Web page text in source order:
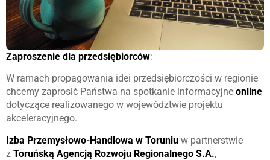
Zaproszenie dla przedsiębiorców:
W ramach propagowania idei przedsiębiorczości w regionie
chcemy zaprosić Państwa na spotkanie informacyjne online
dotyczące realizowanego w województwie projektu
akceleracyjnego.
Izba Przemysłowo-Handlowa w Toruniu w partnerstwie
z Toruńską Agencją Rozwoju Regionalnego S.A.,